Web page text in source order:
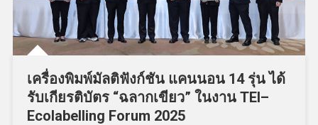
เครื่องพิมพ์มัลติฟังก์ชัน แคนนอน 14 รุ่น ได้
รับเกียรติบัตร “ฉลากเขียว” ในงาน TEI–
Ecolabelling Forum 2025